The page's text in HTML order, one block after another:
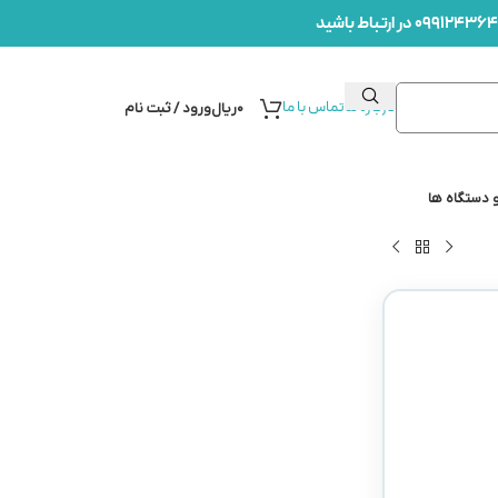
درباره ماتماس با ما ۰ریالورود / ثبت نام
دستگاه ها